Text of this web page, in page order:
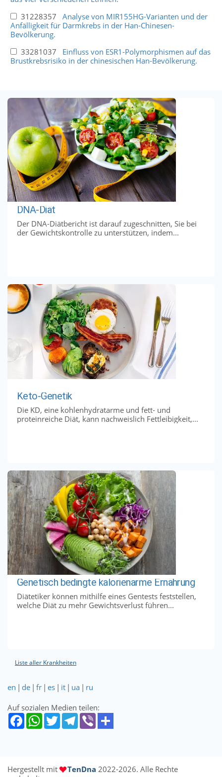
31228357 Analyse von MIR155HG-Varianten und der
Anfälligkeit für Darmkrebs in der Han-Chinesen-
Bevölkerung.
33281037 Einfluss von ESR1-Polymorphismen auf das
Brustkrebsrisiko in der chinesischen Han-Bevölkerung.
DNA-Diät
Der DNA-Diätbericht ist darauf zugeschnitten, Sie bei
der Gewichtskontrolle zu unterstützen, indem...
Keto-Genetik
Die KD, eine kohlenhydratarme und fett- und
proteinreiche Diät, kann nachweislich Fettleibigkeit,...
Genetisch bedingte kalorienarme Ernährung
Diätetiker können mithilfe eines Gentests feststellen,
welche Diät zu mehr Gewichtsverlust führen...
Liste aller Krankheiten
en | de | fr | es | it | ua | ru
Auf sozialen Medien teilen:
Hergestellt mit TenDna 2022-2026. Alle Rechte